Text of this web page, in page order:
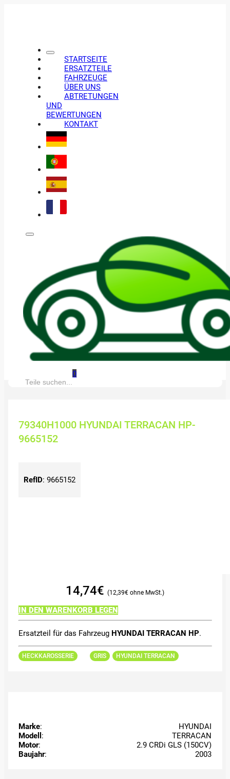
STARTSEITE
ERSATZTEILE
FAHRZEUGE
ÜBER UNS
ABTRETUNGEN
UND
BEWERTUNGEN
KONTAKT
0
Suche:
79340H1000 HYUNDAI TERRACAN HP-
9665152
RefID: 9665152
14,74€ 12,39€
IN DEN WARENKORB LEGEN
Ersatzteil für das Fahrzeug HYUNDAI TERRACAN HP.
HECKKAROSSERIE GRIS HYUNDAI TERRACAN
Marke:
HYUNDAI
Modell :
TERRACAN
Motor:
2.9 CRDi GLS (150CV)
Baujahr: 2003